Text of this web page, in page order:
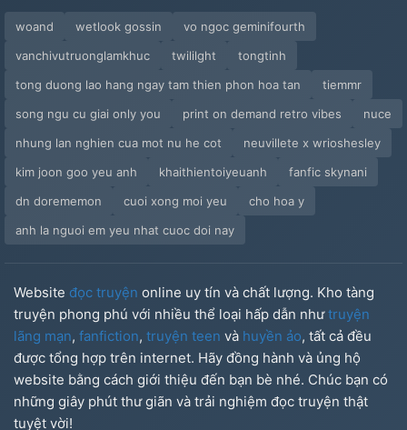
woand wetlook gossin
vo ngoc geminifourth
vanchivutruonglamkhuc
twililght
tongtinh
tong duong lao hang ngay tam thien phon hoa tan
tiemmr
song ngu cu giai only you
print on demand retro vibes
nuce
nhung lan nghien cua mot nu he cot
neuvillete x wrioshesley
kim joon goo yeu anh
khaithientoiyeuanh
fanfic skynani
dn dorememon
cuoi xong moi yeu
cho hoa y
anh la nguoi em yeu nhat cuoc doi nay
Website đọc truyện online uy tín và chất lượng. Kho tàng
truyện phong phú với nhiều thể loại hấp dẫn nhưtruyện
lãng mạn, fanfiction, truyện teen và huyền ảo, tất cả đều
được tổng hợp trên internet. Hãy đồng hành và ủng hộ
website bằng cách giới thiệu đến bạn bè nhé. Chúc bạn có
những giây phút thư giãn và trải nghiệm đọc truyện thật
tuyệt vời!